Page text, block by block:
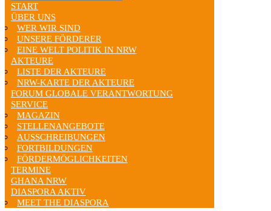
START
ÜBER UNS
WER WIR SIND
UNSERE FÖRDERER
EINE WELT POLITIK IN NRW
AKTEURE
LISTE DER AKTEURE
NRW-KARTE DER AKTEURE
FORUM GLOBALE VERANTWORTUNG
SERVICE
MAGAZIN
STELLENANGEBOTE
AUSSCHREIBUNGEN
FORTBILDUNGEN
FÖRDERMÖGLICHKEITEN
TERMINE
GHANA NRW
DIASPORA AKTIV
MEET THE DIASPORA